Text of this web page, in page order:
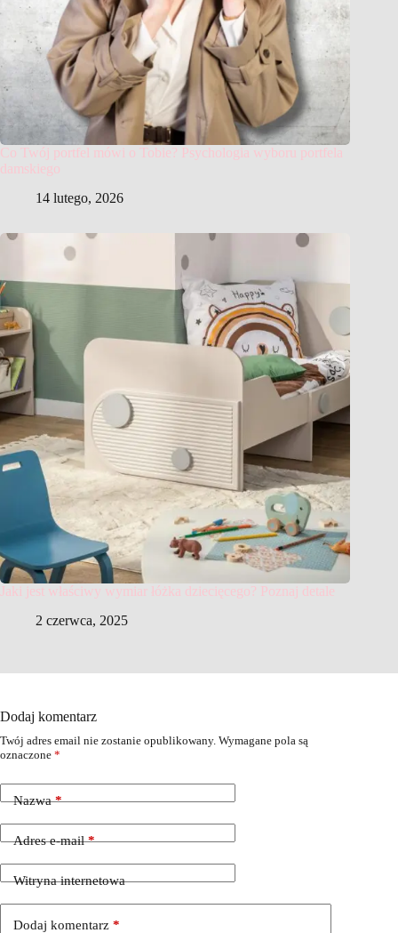
Co Twój portfel mówi o Tobie? Psychologia wyboru portfela
damskiego
14 lutego, 2026
Jaki jest właściwy wymiar łóżka dziecięcego? Poznaj detale
2 czerwca, 2025
Dodaj komentarz
Twój adres email nie zostanie opublikowany. Wymagane pola są
oznaczone *
Nazwa*
Adres e-mail*
Witryna internetowa
Dodaj komentarz *